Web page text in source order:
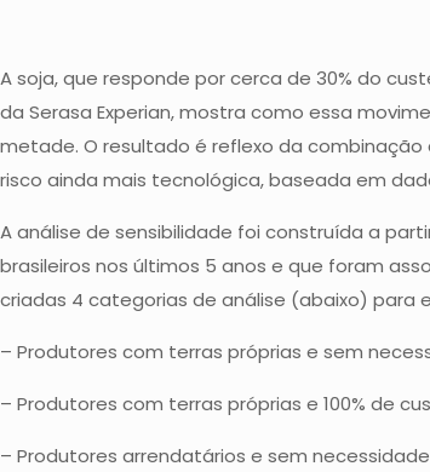
A soja, que responde por cerca de 30% do
da Serasa Experian, mostra como essa
metade. O resultado é reflexo da
risco ainda mais tecnológica, baseada em
A análise de sensibilidade foi construída a
brasileiros nos últimos 5 anos e que foram
criadas 4 categorias de análise (abaixo) para
– Produtores com terras próprias e sem
– Produtores com terras próprias e 100% de
– Produtores arrendatários e sem